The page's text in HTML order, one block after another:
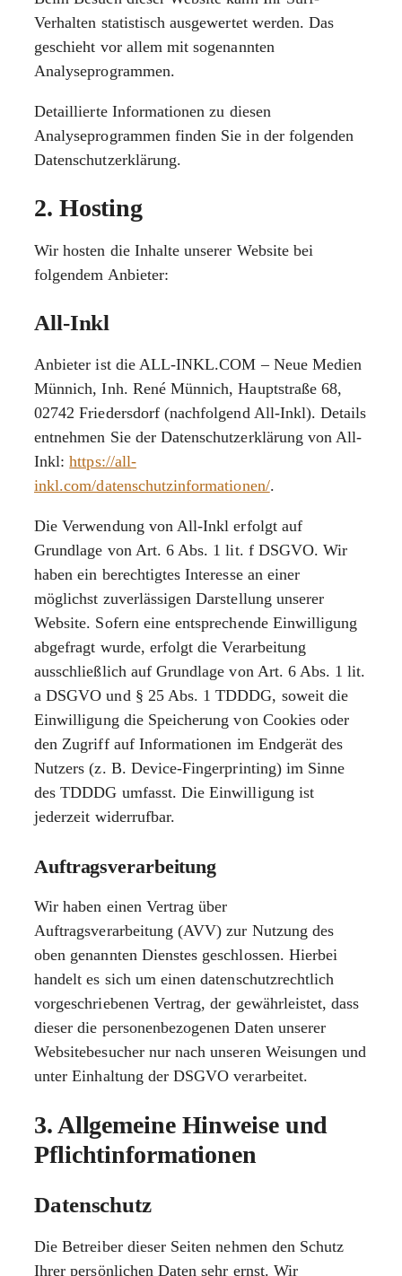
Verhalten statistisch ausgewertet werden. Das
geschieht vor allem mit sogenannten
Analyseprogrammen.
Detaillierte Informationen zu diesen
Analyseprogrammen finden Sie in der folgenden
Datenschutzerklärung.
2. Hosting
Wir hosten die Inhalte unserer Website bei
folgendem Anbieter:
All-Inkl
Anbieter ist die ALL-INKL.COM – Neue Medien
Münnich, Inh. René Münnich, Hauptstraße 68,
02742 Friedersdorf (nachfolgend All-Inkl). Details
entnehmen Sie der Datenschutzerklärung von All-
Inkl:https://all-
inkl.com/datenschutzinformationen/.
Die Verwendung von All-Inkl erfolgt auf
Grundlage von Art. 6 Abs. 1 lit. f DSGVO. Wir
haben ein berechtigtes Interesse an einer
möglichst zuverlässigen Darstellung unserer
Website. Sofern eine entsprechende Einwilligung
abgefragt wurde, erfolgt die Verarbeitung
ausschließlich auf Grundlage von Art. 6 Abs. 1 lit.
a DSGVO und § 25 Abs. 1 TDDDG, soweit die
Einwilligung die Speicherung von Cookies oder
den Zugriff auf Informationen im Endgerät des
Nutzers (z. B. Device-Fingerprinting) im Sinne
des TDDDG umfasst. Die Einwilligung ist
jederzeit widerrufbar.
Auftragsverarbeitung
Wir haben einen Vertrag über
Auftragsverarbeitung (AVV) zur Nutzung des
oben genannten Dienstes geschlossen. Hierbei
handelt es sich um einen datenschutzrechtlich
vorgeschriebenen Vertrag, der gewährleistet, dass
dieser die personenbezogenen Daten unserer
Websitebesucher nur nach unseren Weisungen und
unter Einhaltung der DSGVO verarbeitet.
3. Allgemeine Hinweise und
Pflicht­informationen
Datenschutz
Die Betreiber dieser Seiten nehmen den Schutz
Ihrer persönlichen Daten sehr ernst. Wir